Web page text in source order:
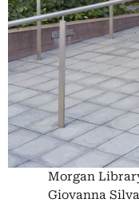
Morgan
Giovanna